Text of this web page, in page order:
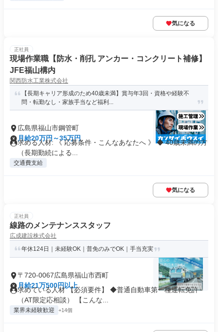
気になる
正社員
現場作業職【防水・削孔 アンカー・コンクリート補修】
JFE福山構内
関西防水工業株式会社
【長期キャリア形成のため40歳未満】賞与年3回・資格や経験不
問・転勤なし・家族手当など福利...
広島県福山市鋼管町
月給20万円～35万円
求める人材: 《 応募条件・こんなあなたへ 》 ◆ 40歳未満の方
（長期勤続による...
交通費支給
気になる
正社員
線路のメンテナンススタッフ
広成建設株式会社
年休124日｜未経験OK｜普免のみでOK｜手当充実
〒720-0067広島県福山市西町
月給21万500円以上
求めている人材 【必須要件】 ◆普通自動車第一種運転免許
（AT限定応相談） 【こんな...
業界未経験歓迎 +14個